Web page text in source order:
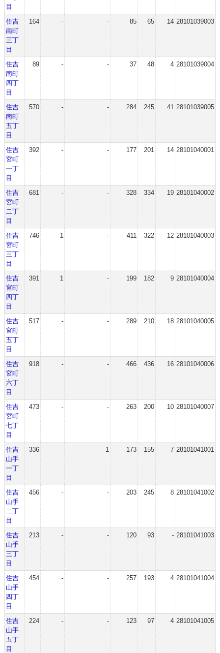
目
住吉
南町
三丁
目
164 - - 85 65 14 28101039003
住吉
南町
四丁
目
89 - - 37 48 4 28101039004
住吉
南町
五丁
目
570 - - 284 245 41 28101039005
住吉
宮町
一丁
目
392 - - 177 201 14 28101040001
住吉
宮町
二丁
目
681 - - 328 334 19 28101040002
住吉
宮町
三丁
目
746 1 - 411 322 12 28101040003
住吉
宮町
四丁
目
391 1 - 199 182 9 28101040004
住吉
宮町
五丁
目
517 - - 289 210 18 28101040005
住吉
宮町
六丁
目
918 - - 466 436 16 28101040006
住吉
宮町
七丁
目
473 - - 263 200 10 28101040007
住吉
山手
一丁
目
336 - 1 173 155 7 28101041001
住吉
山手
二丁
目
456 - - 203 245 8 28101041002
住吉
山手
三丁
目
213 - - 120 93 - 28101041003
住吉
山手
四丁
目
454 - - 257 193 4 28101041004
住吉
山手
五丁
目
224 - - 123 97 4 28101041005